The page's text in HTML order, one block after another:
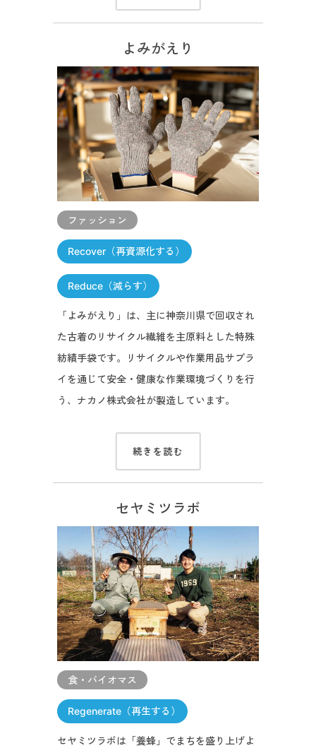
よみがえり
ファッション
Recover（再資源化する）
Reduce（減らす）
「よみがえり」は、主に神奈川県で回収され
た古着のリサイクル繊維を主原料とした特殊
紡績手袋です。リサイクルや作業用品サプラ
イを通じて安全・健康な作業環境づくりを行
う、ナカノ株式会社が製造しています。
続きを読む
セヤミツラボ
食・バイオマス
Regenerate（再生する）
セヤミツラボは「養蜂」でまちを盛り上げよ